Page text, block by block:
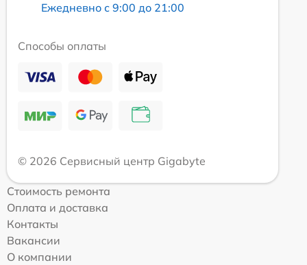
Ежедневно с 9:00 до 21:00
Способы оплаты
© 2026 Сервисный центр Gigabyte
Стоимость ремонта
Оплата и доставка
Контакты
Вакансии
О компании